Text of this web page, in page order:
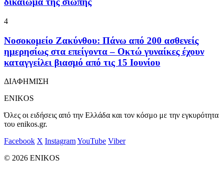
4
Νοσοκομείο Ζακύνθου: Πάνω από 200 ασθενείς
ημερησίως στα επείγοντα – Οκτώ γυναίκες έχουν
καταγγείλει βιασμό από τις 15 Ιουνίου
ΔΙΑΦΗΜΙΣΗ
ENIKOS
Όλες οι ειδήσεις από την Ελλάδα και τον κόσμο με την εγκυρότητα
του enikos.gr.
Facebook X InstagramYouTube Viber
© 2026 ENIKOS